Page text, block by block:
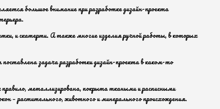
большое внимание при разработке дизайн-проекта
и скатерти. А также многие изделия ручной работы, в которых
задача разработки дизайн-проекта в каком-то
металлизирована, покрыта ткаными и расписными
– растительного, животного и минерального происхождения.